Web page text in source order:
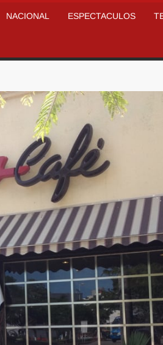
NACIONAL ESPECTACULOS